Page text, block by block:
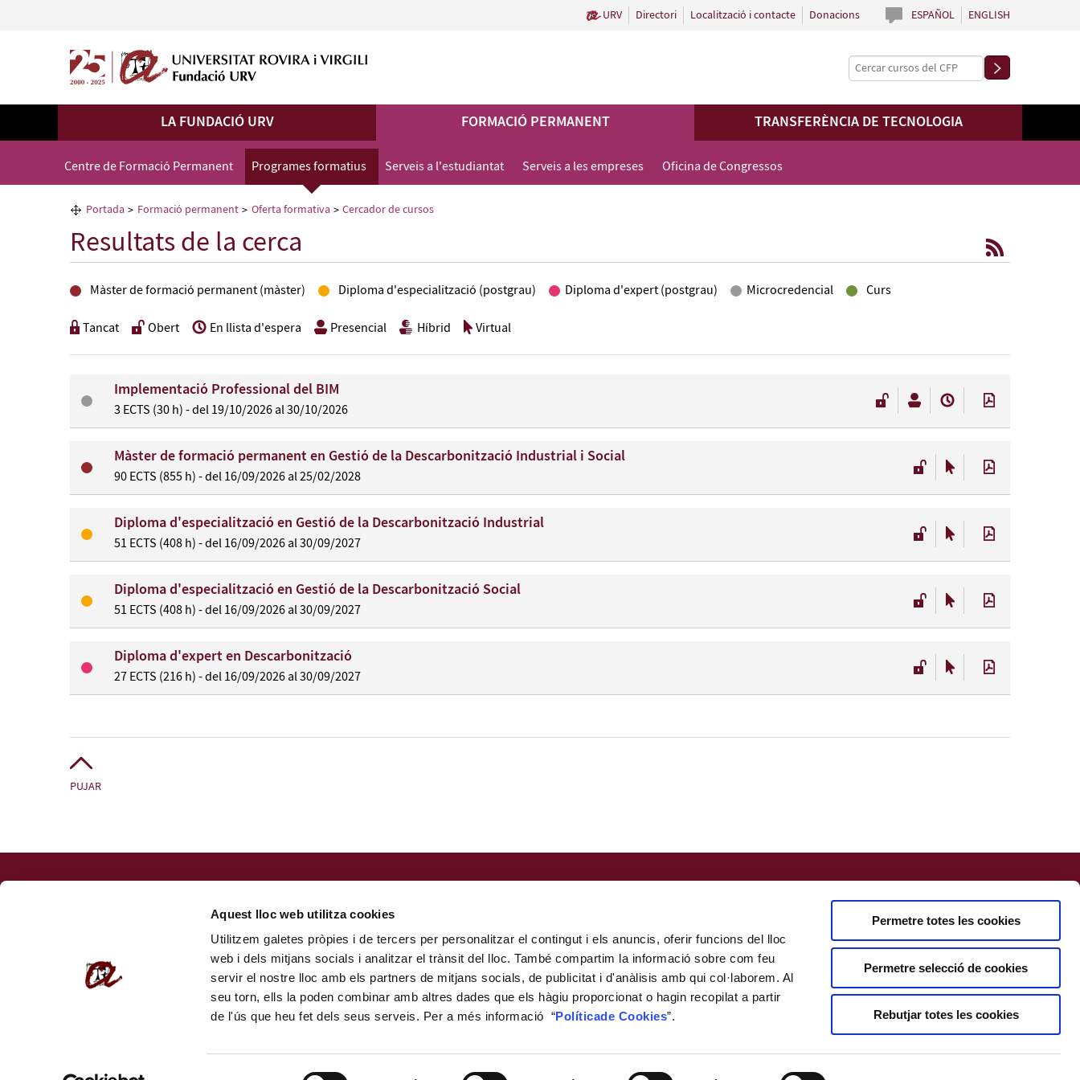
Aquest lloc web utilitza cookies
Utilitzem galetes pròpies i de tercers per personalitzar el contingut i els anuncis, oferir funcions del lloc
web i dels mitjans socials i analitzar el trànsit del lloc. També compartim la informació sobre com feu
servir el nostre lloc amb els partners de mitjans socials, de publicitat i d'anàlisis amb qui col·laborem. Al
seu torn, ells la poden combinar amb altres dades que els hàgiu proporcionat o hagin recopilat a partir
de l'ús que heu fet dels seus serveis. Per a més informació “Políticade Cookies”.
Permetre totes les cookies
Permetre selecció de cookies
Rebutjar totes les cookies
ESPAÑOL ENGLISH
URV Directori Localització i contacte Donacions
LA FUNDACIÓ URV FORMACIÓ PERMANENT TRANSFERÈNCIA DE TECNOLOGIA
Centre de Formació Permanent Programes formatius Serveis a l'estudiantat Serveis a les empreses Oficina de Congressos
Portada Formació permanent Oferta formativa Cercador de cursos
Resultats de la cerca
Màster de formació permanent (màster) Diploma d'especialització (postgrau) Diploma d'expert (postgrau) Microcredencial Curs
Tancat Obert En llista d'espera Presencial Híbrid Virtual
Implementació Professional del BIM
3 ECTS (30 h) - del 19/10/2026 al 30/10/2026
Màster de formació permanent en Gestió de la Descarbonització Industrial i Social
90 ECTS (855 h) - del 16/09/2026 al 25/02/2028
Diploma d'especialització en Gestió de la Descarbonització Industrial
51 ECTS (408 h) - del 16/09/2026 al 30/09/2027
Diploma d'especialització en Gestió de la Descarbonització Social
51 ECTS (408 h) - del 16/09/2026 al 30/09/2027
Diploma d'expert en Descarbonització
27 ECTS (216 h) - del 16/09/2026 al 30/09/2027
PUJAR
Centre de Formació Permanent
formacio@fundacio.urv.cat
Portal de la Transparència
Canal de denúncia
Política de cookies
Mapa web